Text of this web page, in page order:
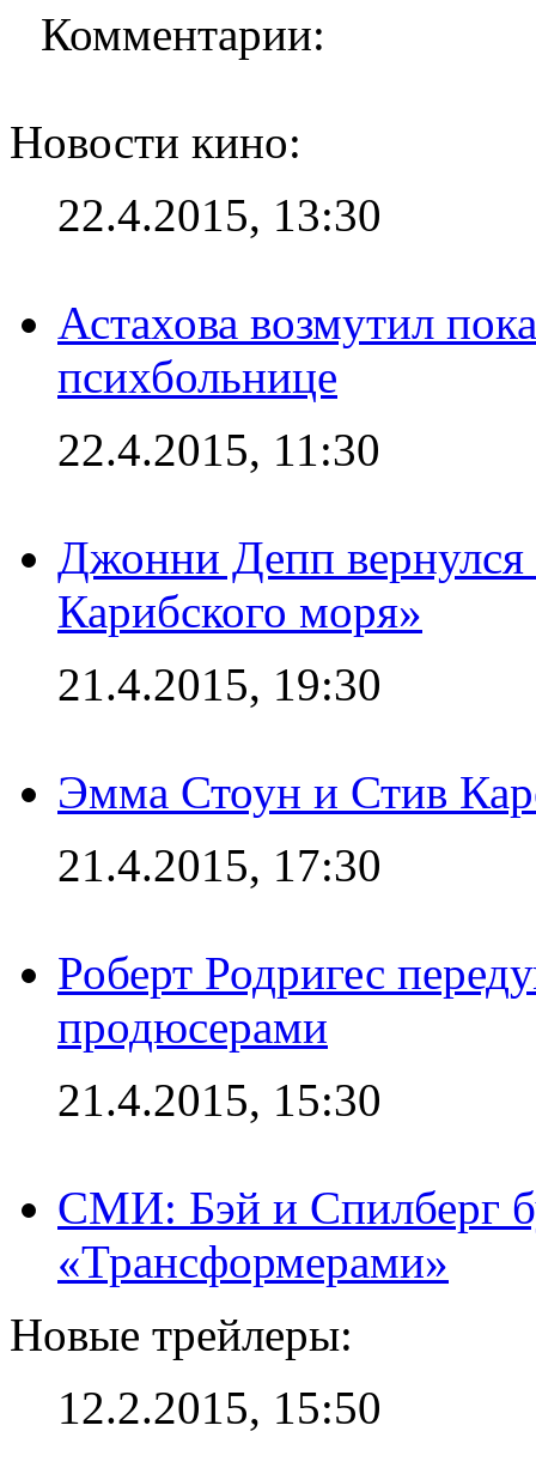
Комментарии:
Новости кино:
22.4.2015, 13:30
Астахова возмутил
психбольнице
22.4.2015, 11:30
Джонни Депп
Карибского моря»
21.4.2015, 19:30
Эмма Стоун и Стив
21.4.2015, 17:30
Роберт Родригес
продюсерами
21.4.2015, 15:30
СМИ: Бэй и Спилберг
«Трансформерами»
Новые трейлеры:
12.2.2015, 15:50